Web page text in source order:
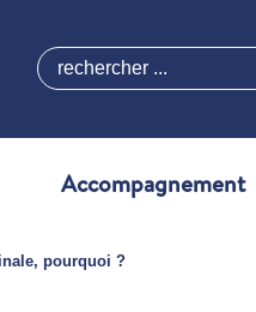
rechercher ...
Accompagnement
pourquoi ?